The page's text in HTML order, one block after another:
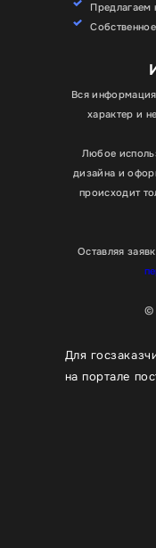
Предлагаем
Вся
характер и
Любое
дизайна и
происходит
Оставляя
©
Для
на портале